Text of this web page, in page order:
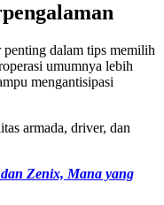
penting dalam tips memilih
umumnya lebih
mengantisipasi
armada, driver, dan
Zenix, Mana yang